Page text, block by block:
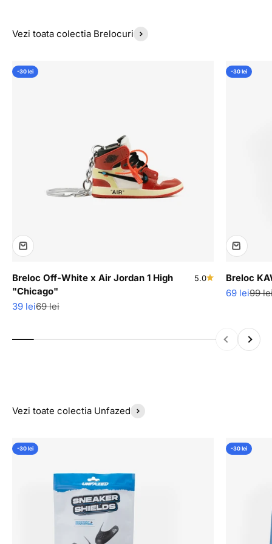
Vezi toata colectia Brelocuri
-30 lei
Breloc Off-White x Air Jordan 1 High
"Chicago"
5.0
Pret redus
39 leiPret normal
69 lei
-30 lei
Breloc
Pret redus
69 leiPret
99
InapoiInainte
Vezi toate colectia Unfazed
-30 lei -30 lei